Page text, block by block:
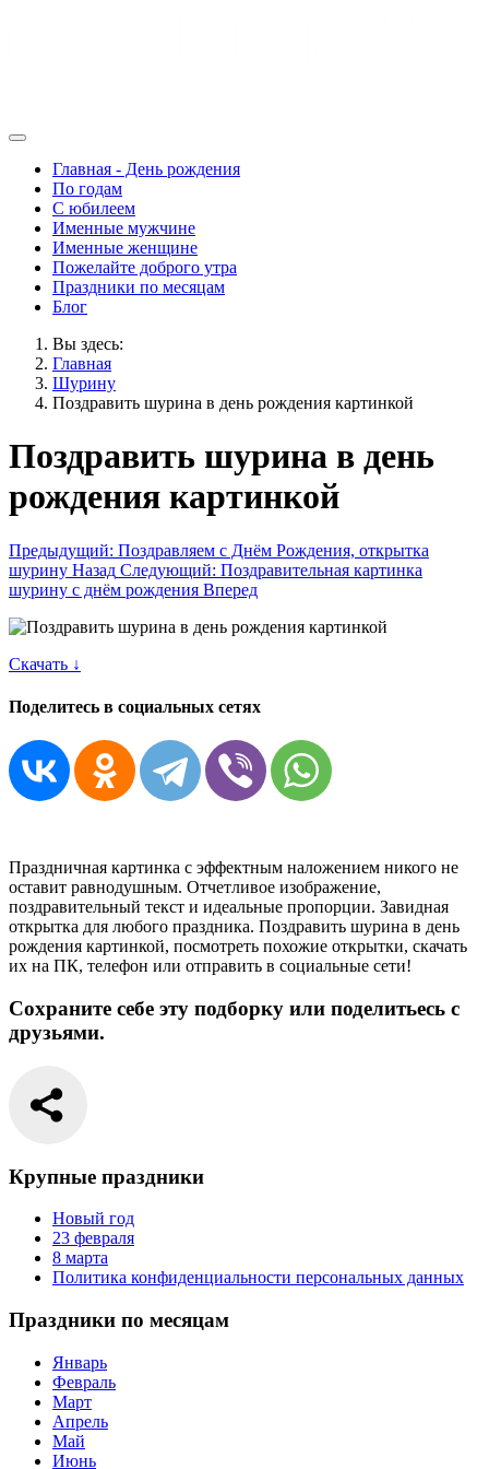
Главная - День рождения
По годам
С юбилеем
Именные мужчине
Именные женщине
Пожелайте доброго утра
Праздники по месяцам
Блог
Вы здесь:
Главная
Шурину
Поздравить шурина в день рождения картинкой
Поздравить шурина в день
рождения картинкой
Предыдущий: Поздравляем с Днём Рождения, открытка
шурину Назад Следующий: Поздравительная картинка
шурину с днём рождения Вперед
Скачать ↓
Поделитесь в социальных сетях
Праздничная картинка с эффектным наложением никого не
оставит равнодушным. Отчетливое изображение,
поздравительный текст и идеальные пропорции. Завидная
открытка для любого праздника. Поздравить шурина в день
рождения картинкой, посмотреть похожие открытки, скачать
их на ПК, телефон или отправить в социальные сети!
Сохраните себе эту подборку или поделитьесь с
друзьями.
Крупные праздники
Новый год
23 февраля
8 марта
Политика конфиденциальности персональных данных
Праздники по месяцам
Январь
Февраль
Март
Апрель
Май
Июнь